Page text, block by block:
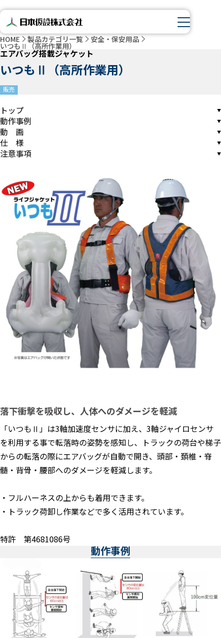
HOME 製品カテゴリ一覧 安全・保安用品
いつもⅡ（高所作業用）
エアバッグ搭載ジャケット
いつもⅡ（高所作業用）
販売
トップ
動作事例
動 画
仕 様
注意事項
落下衝撃を吸収し、人体へのダメージを軽減
「いつもⅡ」は3軸加速度センサに加え、3軸ジャイロセンサ
を利用する事で転落時の姿勢を感知し、トラックの荷台や梯子
からの転落の際にエアバッグが自動で開き、頭部・頚椎・脊
髄・背骨・腰部へのダメージを軽減します。
・フルハーネスの上からも着用できます。
・トラック荷卸し作業などで多く活用されています。
特許 第4681086号
動作事例